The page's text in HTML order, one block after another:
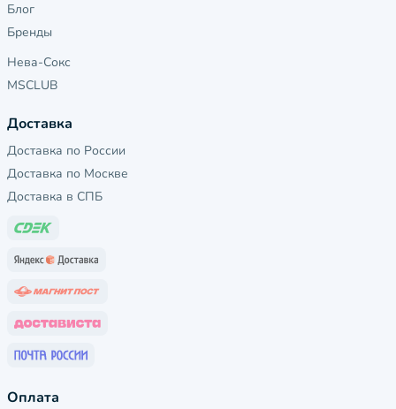
Блог
Бренды
Нева-Сокс
MSCLUB
Доставка
Доставка по России
Доставка по Москве
Доставка в СПБ
Оплата